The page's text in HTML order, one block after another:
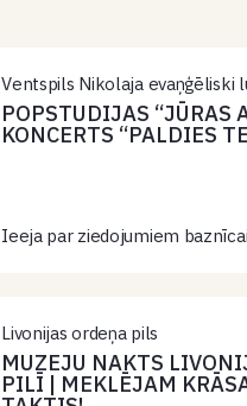
Ventspils Nikolaja evaņģēliski
POPSTUDIJAS “JŪRAS
KONCERTS “PALDIES
Ieeja par ziedojumiem
Livonijas ordeņa pils
MUZEJU NAKTS
PILĪ | MEKLĒJAM